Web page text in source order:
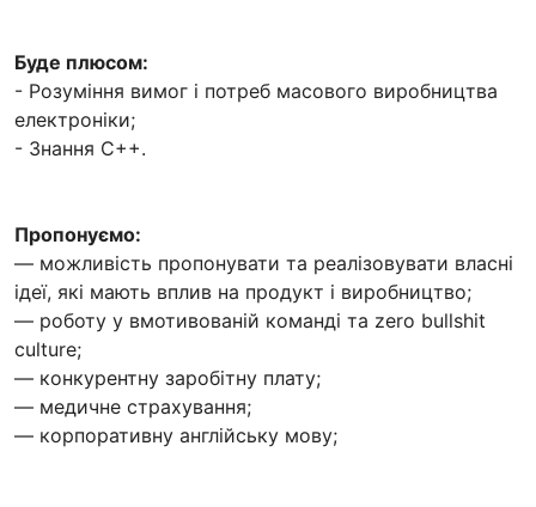
Буде плюсом:
- Розуміння вимог і потреб масового виробництва
електроніки;
- Знання С++.
Пропонуємо:
— можливість пропонувати та реалізовувати власні
ідеї, які мають вплив на продукт і виробництво;
— роботу у вмотивованій команді та zero bullshit
culture;
— конкурентну заробітну плату;
— медичне страхування;
— корпоративну англійську мову;